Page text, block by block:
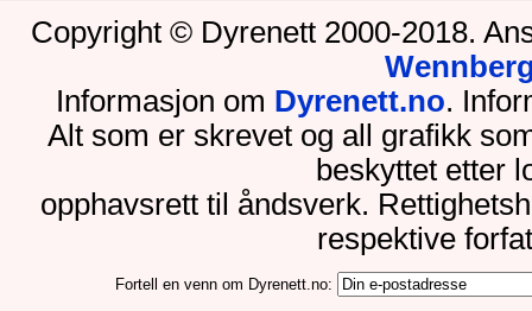
Copyright © Dyrenett 2000-2018.
Informasjon om Dyrenett.no.
Alt som er skrevet og all grafikk
beskyttet etter
opphavsrett til åndsverk.
respektive
Fortell en venn om Dyrenett.no: